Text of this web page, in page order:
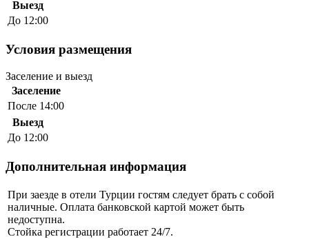
Выезд
До 12:00
Условия размещения
Заселение и выезд
Заселение
После 14:00
Выезд
До 12:00
Дополнительная информация
При заезде в отели Турции гостям следует брать с собой
наличные. Оплата банковской картой может быть
недоступна.
Стойка регистрации работает 24/7.